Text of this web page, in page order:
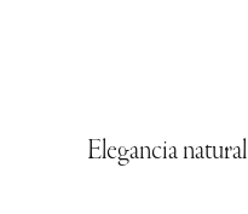
Elegancia natural